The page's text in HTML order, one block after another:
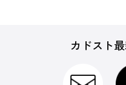
カドスト